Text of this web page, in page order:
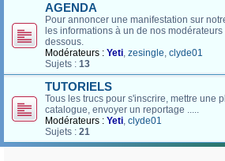
AGENDA
Pour annoncer une manifestation sur
les informations à un de nos
dessous.
Modérateurs : Yeti zesingle clyde01
Sujets : 13
TUTORIELS
Tous les trucs pour s'inscrire, mettre une
catalogue, envoyer un reportage .....
Modérateurs : Yeti clyde01
Sujets : 21